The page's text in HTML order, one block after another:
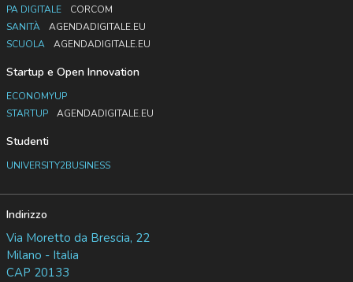
PA DIGITALE
CORCOM
SANITÀ
AGENDADIGITALE.EU
SCUOLA
AGENDADIGITALE.EU
Startup e Open Innovation
ECONOMYUP
STARTUP
AGENDADIGITALE.EU
Studenti
UNIVERSITY2BUSINESS
Indirizzo
Via Moretto da Brescia, 22
Milano - Italia
CAP 20133